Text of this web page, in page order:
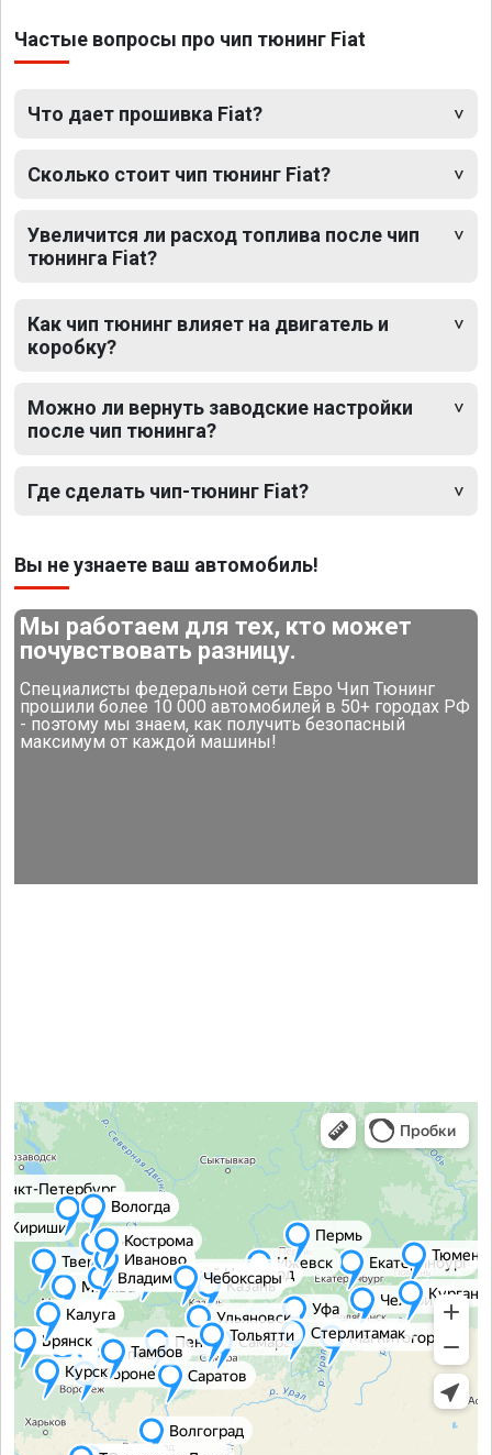
Частые вопросы про чип тюнинг Fiat
Что дает прошивка Fiat?
Сколько стоит чип тюнинг Fiat?
Увеличится ли расход топлива после чип
тюнинга Fiat?
Как чип тюнинг влияет на двигатель и
коробку?
Можно ли вернуть заводские настройки
после чип тюнинга?
Где сделать чип-тюнинг Fiat?
Вы не узнаете ваш автомобиль!
Мы работаем для тех, кто может
почувствовать разницу.
Специалисты федеральной сети Евро Чип Тюнинг
прошили более 10 000 автомобилей в 50+ городах РФ
- поэтому мы знаем, как получить безопасный
максимум от каждой машины!